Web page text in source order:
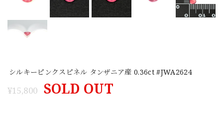
シルキーピンクスピネル タンザニア産 0.36ct #JWA2624
¥15,800 SOLD OUT